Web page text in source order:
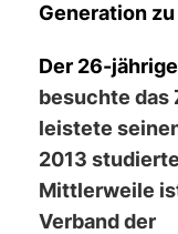
Generation
Der 26-jährige
besuchte das
leistete
2013
Mittlerweile
Verband der